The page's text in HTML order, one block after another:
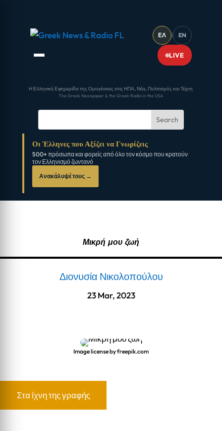
ΕΛ | EN
LIVE
Η Ελληνική Εφημερίδα της Ομογένειας στις ΗΠΑ, Νέα, Πολιτισμός και Τέχνη
The Greek Newspaper & the Greek Radio in the USA
Οι Έλληνες που Αξίζει να Γνωρίζεις
500+ πρόσωπα και φορείς από όλο τον κόσμο που κρατούν
τον Ελληνισμό ζωντανό
Ανακάλυψέ τους →
Μικρή μου ζωή
Διονυσία Νικολοπούλου
23 Mar, 2023
Image license by freepik.com
Στα ίχνη της γραφής